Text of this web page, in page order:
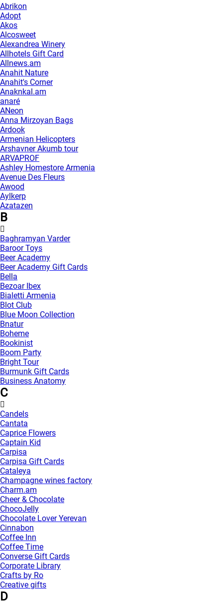
Abrikon
Adopt
Akos
Alcosweet
Alexandrea Winery
Allhotels Gift Card
Allnews.am
Anahit Nature
Anahit's Corner
Anaknkal.am
anaré
ANeon
Anna Mirzoyan Bags
Ardook
Armenian Helicopters
Arshavner Akumb tour
ARVAPROF
Ashley Homestore Armenia
Avenue Des Fleurs
Awood
Aylkerp
Azatazen
B
Baghramyan Varder
Baroor Toys
Beer Academy
Beer Academy Gift Cards
Bella
Bezoar Ibex
Bialetti Armenia
Blot Club
Blue Moon Collection
Bnatur
Boheme
Bookinist
Boom Party
Bright Tour
Burmunk Gift Cards
Business Anatomy
C
Candels
Cantata
Caprice Flowers
Captain Kid
Carpisa
Carpisa Gift Cards
Cataleya
Champagne wines factory
Charm.am
Cheer & Chocolate
ChocoJelly
Chocolate Lover Yerevan
Cinnabon
Coffee Inn
Coffee Time
Converse Gift Cards
Corporate Library
Crafts by Ro
Creative gifts
D